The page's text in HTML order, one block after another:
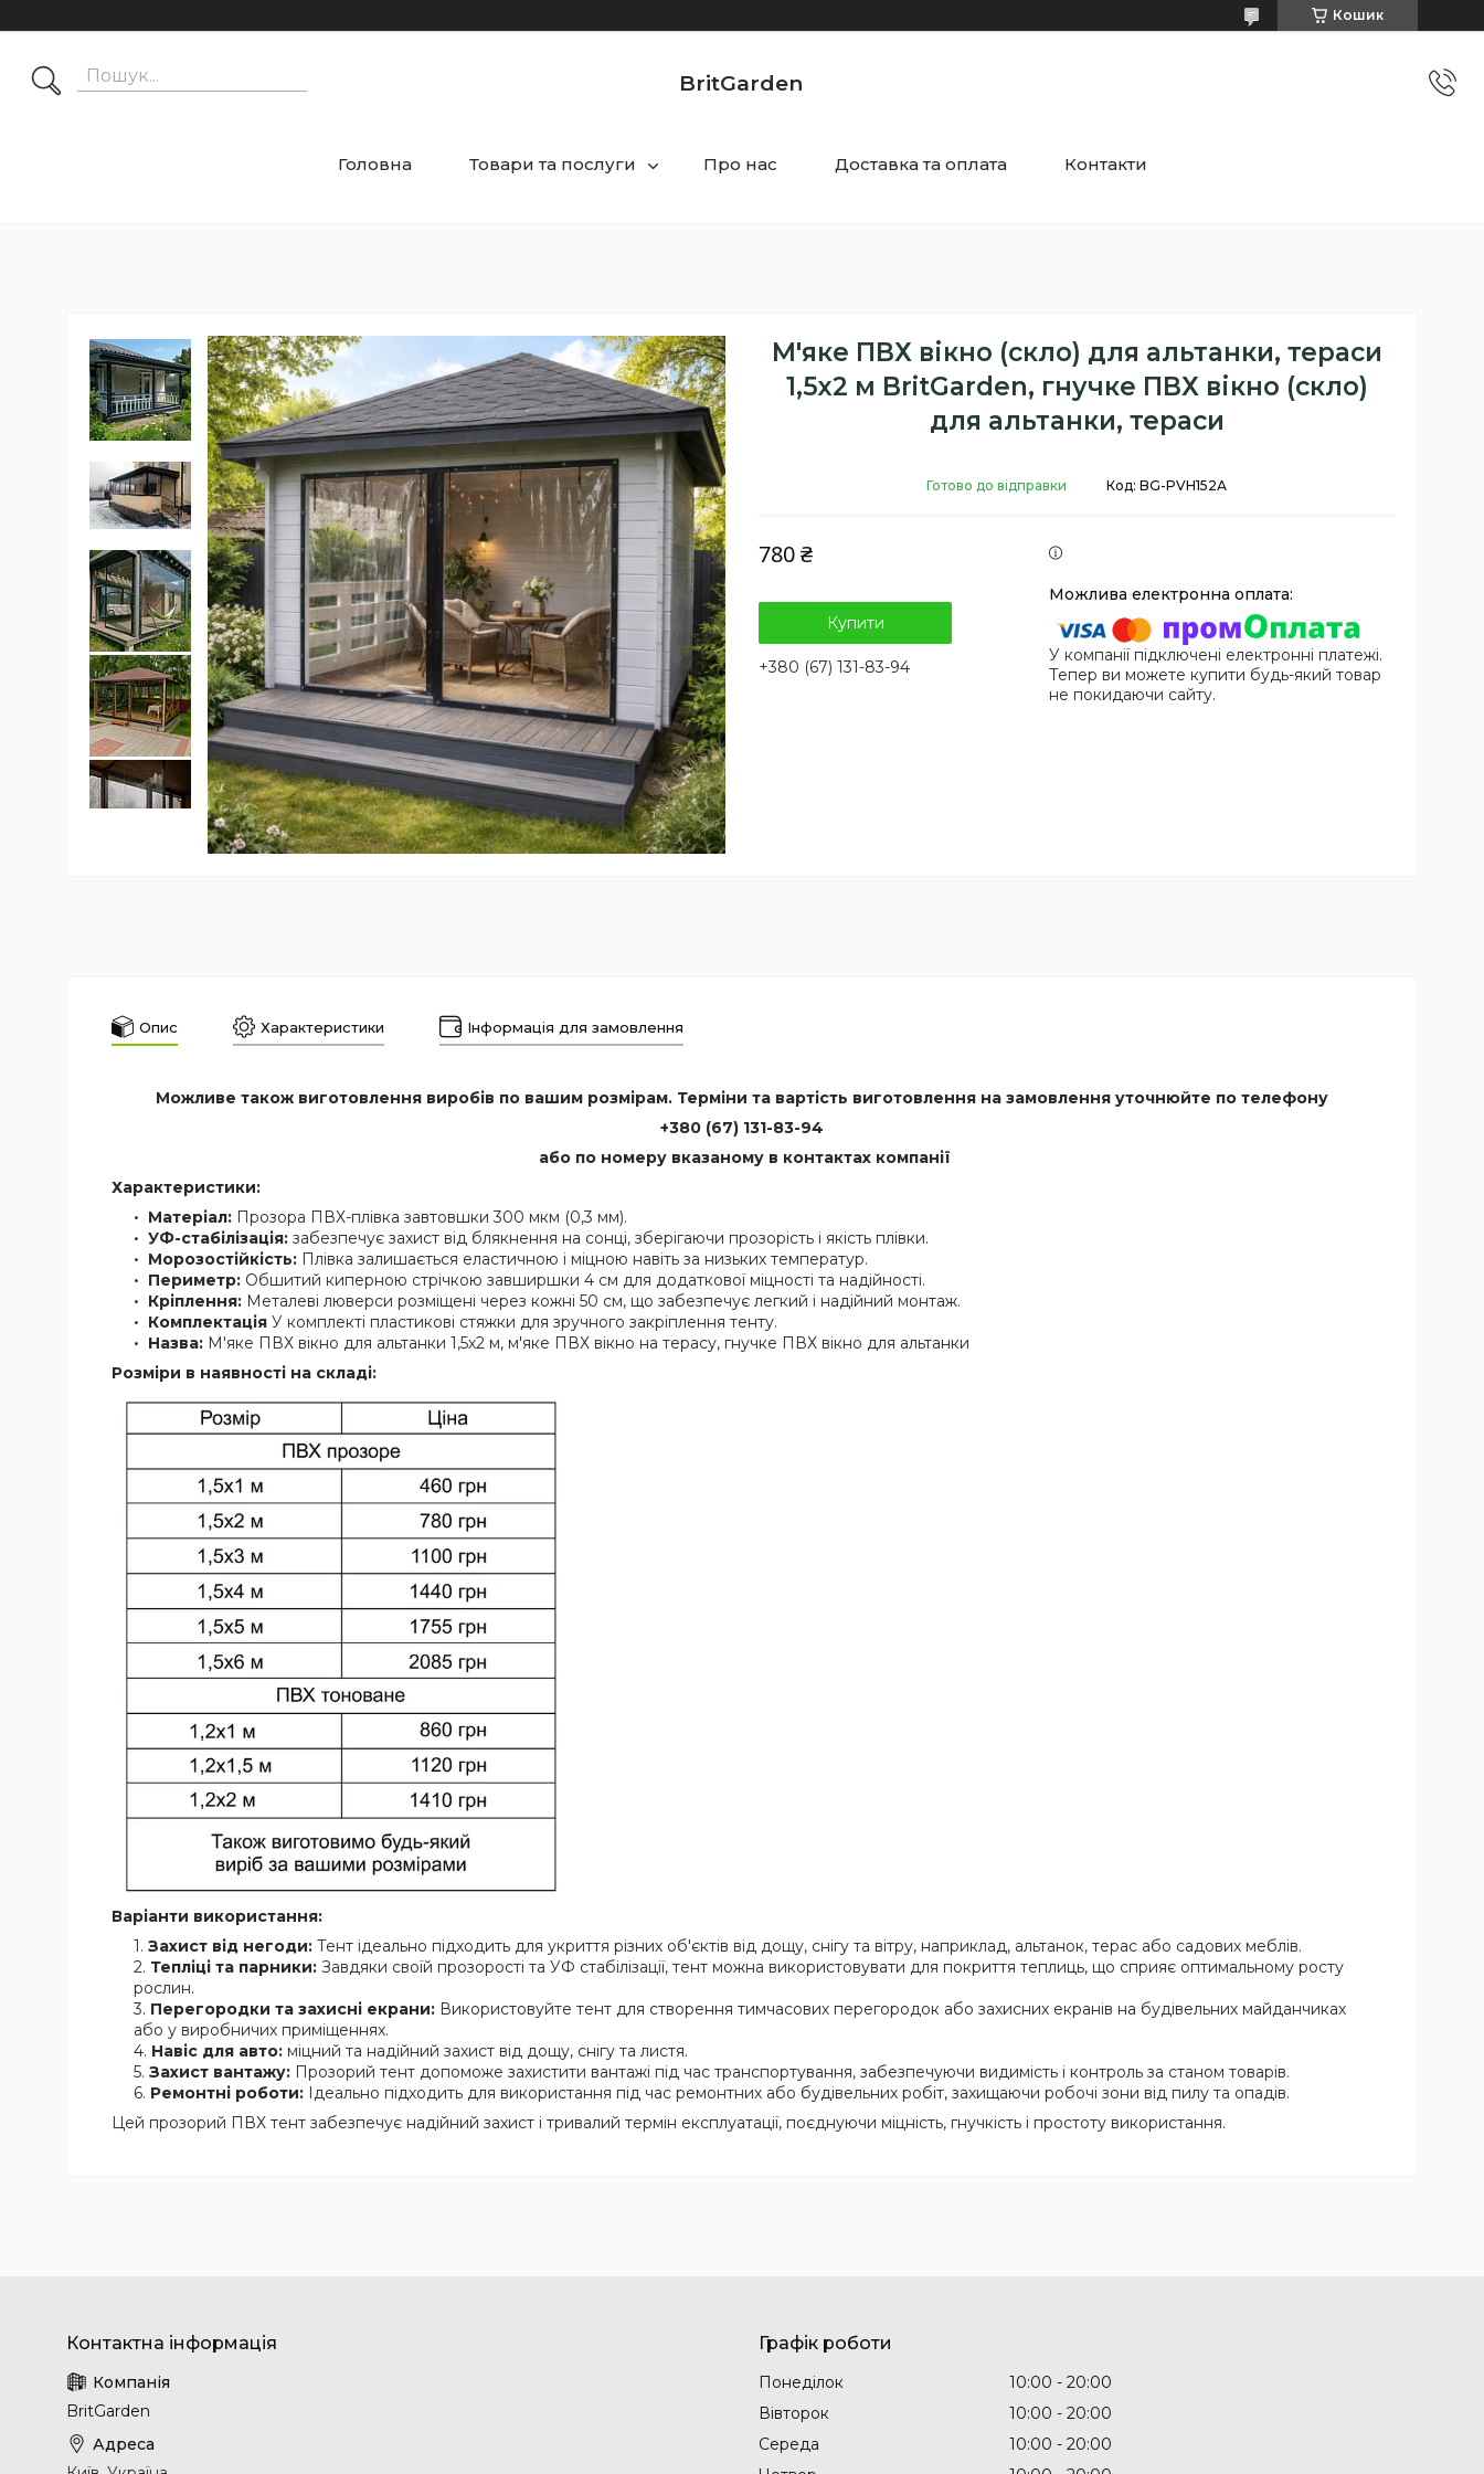
Кошик
BritGarden
Головна Товари та послуги Про нас Доставка та оплата Контакти
М'яке ПВХ вікно (скло) для альтанки, тераси
1,5х2 м BritGarden, гнучке ПВХ вікно (скло)
для альтанки, тераси
Готово до відправки Код: BG-PVH152А
780 ₴
Купити
+380 (67) 131-83-94
У компанії підключені електронні платежі.
Тепер ви можете купити будь-який товар
не покидаючи сайту.
Опис Характеристики Інформація для замовлення
Можливе також виготовлення виробів по вашим розмірам. Терміни та вартість виготовлення на замовлення уточнюйте по телефону
+380 (67) 131-83-94
або по номеру вказаному в контактах компанії
Характеристики:
Матеріал: Прозора ПВХ-плівка завтовшки 300 мкм (0,3 мм).
УФ-стабілізація: забезпечує захист від блякнення на сонці, зберігаючи прозорість і якість плівки.
Морозостійкість: Плівка залишається еластичною і міцною навіть за низьких температур.
Периметр: Обшитий киперною стрічкою завширшки 4 см для додаткової міцності та надійності.
Кріплення: Металеві люверси розміщені через кожні 50 см, що забезпечує легкий і надійний монтаж.
Комплектація У комплекті пластикові стяжки для зручного закріплення тенту.
Назва: М'яке ПВХ вікно для альтанки 1,5х2 м, м'яке ПВХ вікно на терасу, гнучке ПВХ вікно для альтанки
Розміри в наявності на складі:
Варіанти використання:
Захист від негоди: Тент ідеально підходить для укриття різних об'єктів від дощу, снігу та вітру, наприклад, альтанок, терас або садових меблів.
Тепліці та парники: Завдяки своїй прозорості та УФ стабілізації, тент можна використовувати для покриття теплиць, що сприяє оптимальному росту
рослин.
Перегородки та захисні екрани: Використовуйте тент для створення тимчасових перегородок або захисних екранів на будівельних майданчиках
або у виробничих приміщеннях.
Навіс для авто: міцний та надійний захист від дощу, снігу та листя.
Захист вантажу: Прозорий тент допоможе захистити вантажі під час транспортування, забезпечуючи видимість і контроль за станом товарів.
Ремонтні роботи: Ідеально підходить для використання під час ремонтних або будівельних робіт, захищаючи робочі зони від пилу та опадів.
Цей прозорий ПВХ тент забезпечує надійний захист і тривалий термін експлуатації, поєднуючи міцність, гнучкість і простоту використання.
BritGarden
Графік роботи
Понеділок 10:00
20:00
Вівторок
10:00
20:00
Середа
10:00
20:00